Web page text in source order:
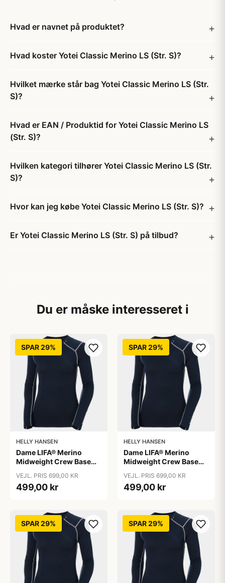
Hvad er navnet på produktet?
Hvad koster Yotei Classic Merino LS (Str. S)?
Hvilket mærke står bag Yotei Classic Merino LS (Str.
S)?
Hvad er EAN / Produktid for Yotei Classic Merino LS
(Str. S)?
Hvilken kategori tilhører Yotei Classic Merino LS (Str.
S)?
Hvor kan jeg købe Yotei Classic Merino LS (Str. S)?
Er Yotei Classic Merino LS (Str. S) på tilbud?
Du er måske interesseret i
SPAR 29%
HELLY HANSEN
Dame LIFA® Merino
Midweight Crew Base
VEJL. PRIS 699,00 KR
499,00 kr
SPAR 29%
HELLY HANSEN
Dame LIFA® Merino
Midweight Crew Base
VEJL. PRIS 699,00 KR
499,00 kr
SPAR 29% SPAR 29%